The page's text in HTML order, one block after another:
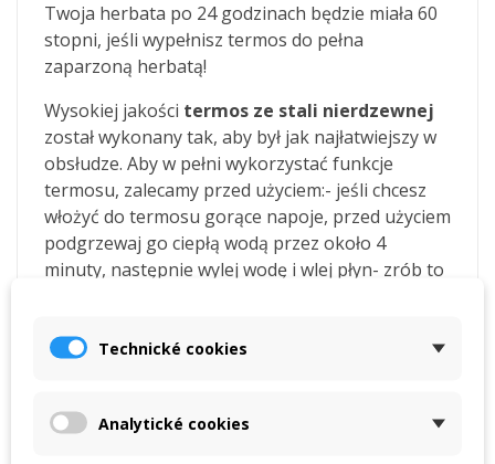
Twoja herbata po 24 godzinach będzie miała 60
stopni, jeśli wypełnisz termos do pełna
zaparzoną herbatą!
Wysokiej jakości termos ze stali nierdzewnej
został wykonany tak, aby był jak najłatwiejszy w
obsłudze. Aby w pełni wykorzystać funkcje
termosu, zalecamy przed użyciem:- jeśli chcesz
włożyć do termosu gorące napoje, przed użyciem
podgrzewaj go ciepłą wodą przez około 4
minuty, następnie wylej wodę i wlej płyn- zrób to
Właściwości termosu.
Technické cookies
Analytické cookies